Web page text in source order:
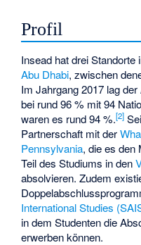
Profil
Insead hat drei Standorte
Abu Dhabi, zwischen
Im Jahrgang 2017 lag
bei rund 96 % mit 94
waren es rund 94 %.[2]
Partnerschaft mit der
Pennsylvania, die es den
Teil des Studiums in den
absolvieren. Zudem
International Studies
in dem Studenten die
erwerben können.